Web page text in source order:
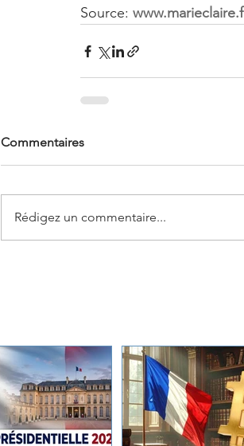
Source:
Commentaires
Rédigez un commentaire...